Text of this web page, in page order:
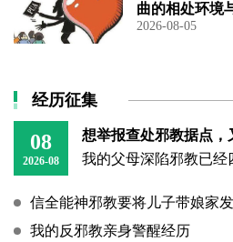
曲的相处环境
2026-08-05
经历征集
08
2026-08
我的反邪教亲身警醒经历